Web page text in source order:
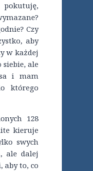
Czy
aby
w każdej
siebie, ale
i mam
którego
128
kieruje
swych
ale dalej
aby to, co